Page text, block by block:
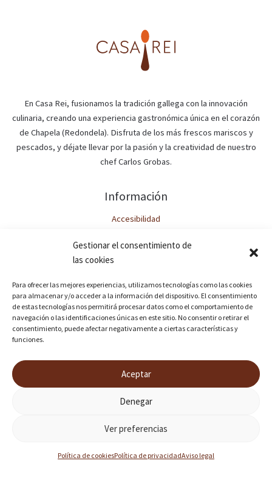
Gestionar el consentimiento de
las cookies
Para ofrecer las mejores experiencias, utilizamos tecnologías como las cookies
para almacenar y/o acceder a la información del dispositivo. El consentimiento
de estas tecnologías nos permitirá procesar datos como el comportamiento de
navegación o las identificaciones únicas en este sitio. No consentir o retirar el
consentimiento, puede afectar negativamente a ciertas características y
funciones.
Aceptar
Denegar
Ver preferencias
Política de cookiesPolítica de privacidadAviso legal
En Casa Rei, fusionamos la tradición gallega con la innovación
culinaria, creando una experiencia gastronómica única en el corazón
de Chapela (Redondela). Disfruta de los más frescos mariscos y
pescados, y déjate llevar por la pasión y la creatividad de nuestro
chef Carlos Grobas.
Información
Accesibilidad
Política de privacidad
Política de cookies
Proyecto financiado
Financiado por la Unión Europea NextGenerationEU